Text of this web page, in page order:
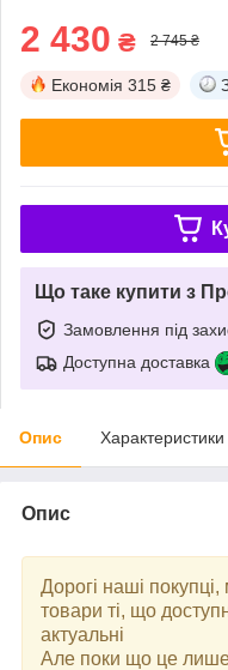
2 430 ₴ 2 745 ₴
Економія 315 ₴
Що таке купити з
Замовлення під
Доступна доставка
Опис Характеристики
Опис
Дорогі наші
товари ті, що
актуальні
Але поки що це